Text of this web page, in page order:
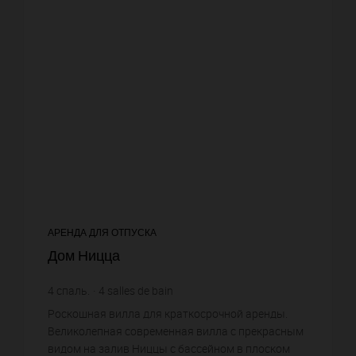
АРЕНДА ДЛЯ ОТПУСКА
Дом Ницца
4 спаль. 4 salles de bain
Роскошная вилла для краткосрочной аренды.
Великолепная современная вилла с прекрасным
видом на залив Ниццы с бассейном в плоском